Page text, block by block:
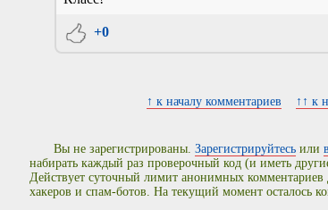
+0
↑ к началу комментариев ↑↑ к
Вы не зарегистрированы.Зарегистрируйтесь или
набирать каждый раз проверочный код (и иметь
Действует суточный лимит анонимных
хакеров и спам-ботов. На текущий момент осталось